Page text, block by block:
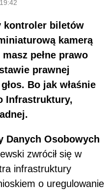
kontroler biletów
kamerą
pełne prawo
prawnej
Bo jak właśnie
Infrastruktury,
Danych Osobowych
zwrócił się w
infrastruktury
o uregulowanie